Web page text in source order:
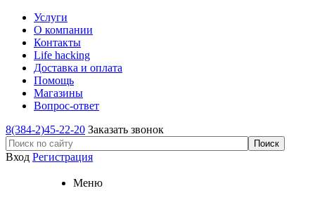
Услуги
О компании
Контакты
Life hacking
Доставка и оплата
Помощь
Магазины
Вопрос-ответ
8(384-2)45-22-20 Заказать звонок
Вход Регистрация
Меню